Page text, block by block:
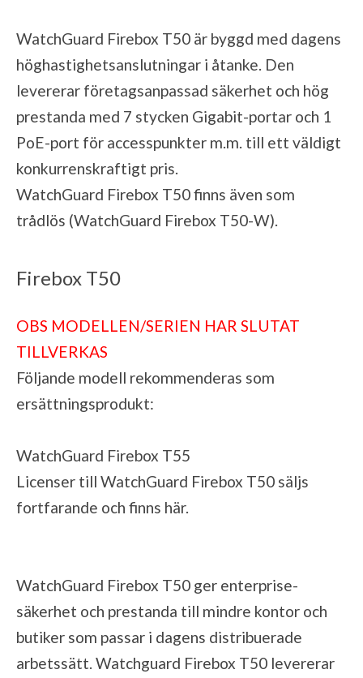
WatchGuard Firebox T50 är byggd med dagens
höghastighetsanslutningar i åtanke. Den
levererar företagsanpassad säkerhet och hög
prestanda med 7 stycken Gigabit-portar och 1
PoE-port för accesspunkter m.m. till ett väldigt
konkurrenskraftigt pris.
WatchGuard Firebox T50 finns även som
trådlös (WatchGuard Firebox T50-W).
Firebox T50
OBS MODELLEN/SERIEN HAR SLUTAT
TILLVERKAS
Följande modell rekommenderas som
ersättningsprodukt:
WatchGuard Firebox T55
Licenser till WatchGuard Firebox T50 säljs
fortfarande och finns här.
WatchGuard Firebox T50 ger enterprise-
säkerhet och prestanda till mindre kontor och
butiker som passar i dagens distribuerade
arbetssätt. Watchguard Firebox T50 levererar